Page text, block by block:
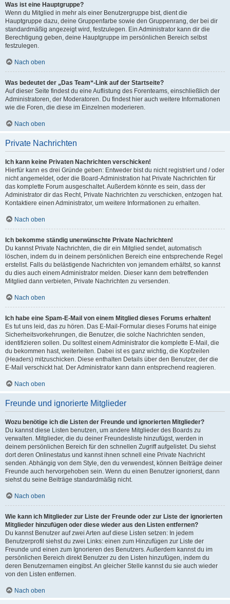
Was ist eine Hauptgruppe?
Wenn du Mitglied in mehr als einer Benutzergruppe bist, dient die
Hauptgruppe dazu, deine Gruppenfarbe sowie den Gruppenrang, der bei dir
standardmäßig angezeigt wird, festzulegen. Ein Administrator kann dir die
Berechtigung geben, deine Hauptgruppe im persönlichen Bereich selbst
festzulegen.
Nach oben
Was bedeutet der „Das Team“-Link auf der Startseite?
Auf dieser Seite findest du eine Auflistung des Forenteams, einschließlich der
Administratoren, der Moderatoren. Du findest hier auch weitere Informationen
wie die Foren, die diese im Einzelnen moderieren.
Nach oben
Private Nachrichten
Ich kann keine Privaten Nachrichten verschicken!
Hierfür kann es drei Gründe geben: Entweder bist du nicht registriert und / oder
nicht angemeldet, oder die Board-Administration hat Private Nachrichten für
das komplette Forum ausgeschaltet. Außerdem könnte es sein, dass der
Administrator dir das Recht, Private Nachrichten zu verschicken, entzogen hat.
Kontaktiere einen Administrator, um weitere Informationen zu erhalten.
Nach oben
Ich bekomme ständig unerwünschte Private Nachrichten!
Du kannst Private Nachrichten, die dir ein Mitglied sendet, automatisch
löschen, indem du in deinem persönlichen Bereich eine entsprechende Regel
erstellst. Falls du belästigende Nachrichten von jemandem erhältst, so kannst
du dies auch einem Administrator melden. Dieser kann dem betreffenden
Mitglied dann verbieten, Private Nachrichten zu versenden.
Nach oben
Ich habe eine Spam-E-Mail von einem Mitglied dieses Forums erhalten!
Es tut uns leid, das zu hören. Das E-Mail-Formular dieses Forums hat einige
Sicherheitsvorkehrungen, die Benutzer, die solche Nachrichten senden,
identifizieren sollen. Du solltest einem Administrator die komplette E-Mail, die
du bekommen hast, weiterleiten. Dabei ist es ganz wichtig, die Kopfzeilen
(Headers) mitzuschicken. Diese enthalten Details über den Benutzer, der die
E-Mail verschickt hat. Der Administrator kann dann entsprechend reagieren.
Nach oben
Freunde und ignorierte Mitglieder
Wozu benötige ich die Listen der Freunde und ignorierten Mitglieder?
Du kannst diese Listen benutzen, um andere Mitglieder des Boards zu
verwalten. Mitglieder, die du deiner Freundesliste hinzufügst, werden in
deinem persönlichen Bereich für den schnellen Zugriff aufgelistet. Du siehst
dort deren Onlinestatus und kannst ihnen schnell eine Private Nachricht
senden. Abhängig von dem Style, den du verwendest, können Beiträge deiner
Freunde auch hervorgehoben sein. Wenn du einen Benutzer ignorierst, dann
siehst du seine Beiträge standardmäßig nicht.
Nach oben
Wie kann ich Mitglieder zur Liste der Freunde oder zur Liste der ignorierten
Mitglieder hinzufügen oder diese wieder aus den Listen entfernen?
Du kannst Benutzer auf zwei Arten auf diese Listen setzen: In jedem
Benutzerprofil siehst du zwei Links: einen zum Hinzufügen zur Liste der
Freunde und einen zum Ignorieren des Benutzers. Außerdem kannst du im
persönlichen Bereich direkt Benutzer zu den Listen hinzufügen, indem du
deren Benutzernamen eingibst. An gleicher Stelle kannst du sie auch wieder
von den Listen entfernen.
Nach oben